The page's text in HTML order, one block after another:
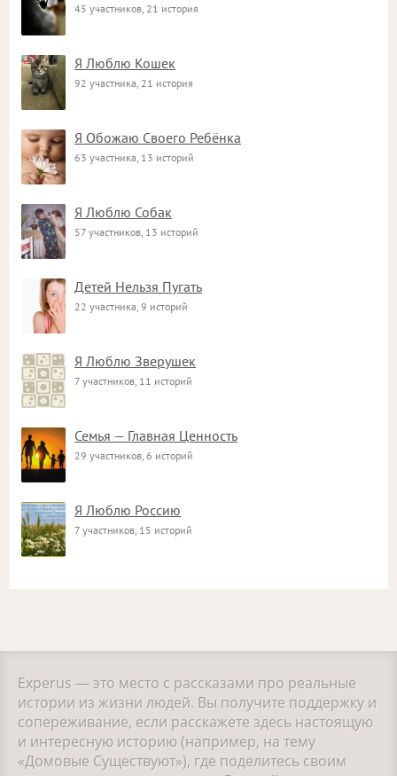
45 участников, 21 история
Я Люблю Кошек
92 участника, 21 история
Я Обожаю Своего Ребёнка
63 участника, 13 историй
Я Люблю Собак
57 участников, 13 историй
Детей Нельзя Пугать
22 участника, 9 историй
Я Люблю Зверушек
7 участников, 11 историй
Семья — Главная Ценность
29 участников, 6 историй
Я Люблю Россию
7 участников, 15 историй
Experus — это место с рассказами про реальные
истории из жизни людей. Вы получите поддержку и
сопереживание, если расскажете здесь настоящую
и интересную историю (например, на тему
«Домовые Существуют»), где поделитесь своим